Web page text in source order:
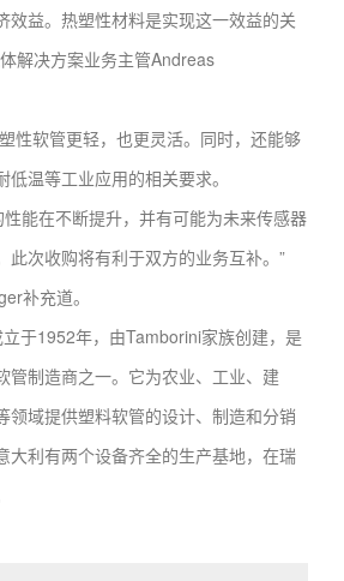
效益。热塑性材料是实现这一效益的关
解决方案业务主管Andreas
软管更轻，也更灵活。同时，还能够
温等工业应用的相关要求。
在不断提升，并有可能为未来传感器
此次收购将有利于双方的业务互补。”
补充道。
1952年，由Tamborini家族创建，是
管制造商之一。它为农业、工业、建
领域提供塑料软管的设计、制造和分销
大利有两个设备齐全的生产基地，在瑞